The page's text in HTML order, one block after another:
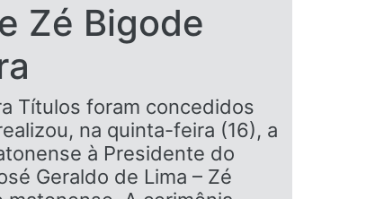
Zé Bigode
Títulos foram concedidos
na quinta-feira (16), a
à Presidente do
Geraldo de Lima – Zé